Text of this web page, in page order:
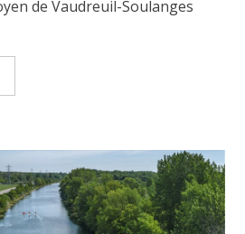
de Vaudreuil-Soulanges